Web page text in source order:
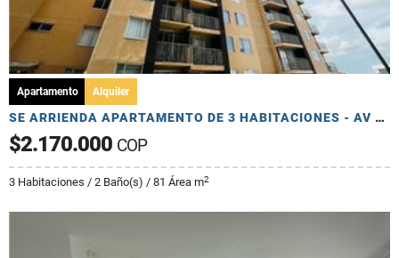
Apartamento Alquiler
SE ARRIENDA APARTAMENTO DE 3 HABITACIONES - AV 19 NORTE
$2.170.000 COP
3 Habitaciones / 2 Baño(s) / 81 Área m2